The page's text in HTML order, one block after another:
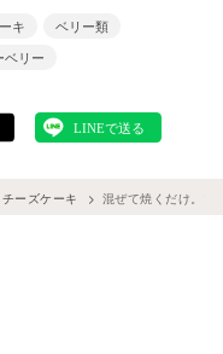
キ
ベリー類
ベリー
チーズケーキ 混ぜて焼くだけ。ブ